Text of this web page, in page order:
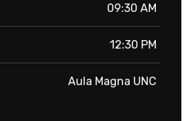
09:30 AM
12:30 PM
Aula Magna UNC